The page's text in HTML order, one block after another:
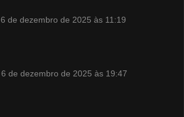
6 de dezembro de 2025 às 11:19
6 de dezembro de 2025 às 19:47